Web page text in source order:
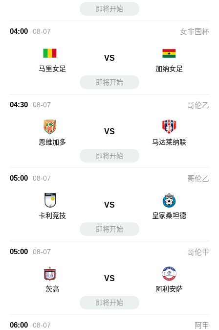
即将开始
04:00 08-07 女非国杯
马里女足
VS
加纳女足
即将开始
04:30 08-07 哥伦乙
恩维加多
VS
马达莱纳联
即将开始
05:00 08-07 哥伦乙
卡利竞技
VS
皇家桑坦德
即将开始
05:00 08-07 哥伦甲
茨高
VS
阿利安萨
即将开始
06:00 08-07 阿甲